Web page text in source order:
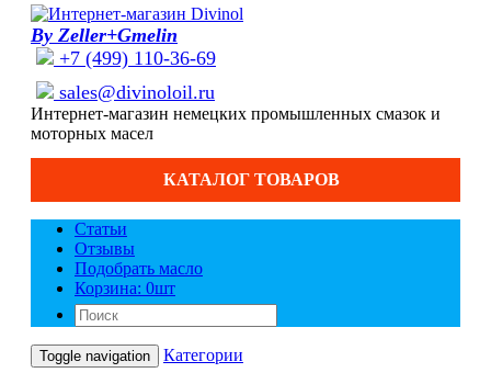
By Zeller+Gmelin
+7 (499) 110-36-69
sales@divinoloil.ru
Интернет-магазин немецких промышленных смазок и
моторных масел
КАТАЛОГ ТОВАРОВ
Статьи
Отзывы
Подобрать масло
Корзина: 0шт
Toggle navigation Категории